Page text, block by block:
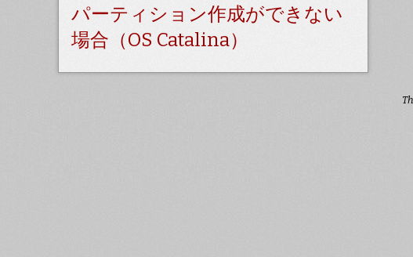
パーティション作成ができない
場合（OS Catalina）